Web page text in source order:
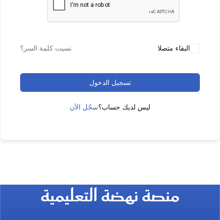
البقاء متصلا نسيت كلمة السر؟
تسجيل الدخول
ليس لديك حساب؟سجّل الآن
منصة نهضة التعليمية